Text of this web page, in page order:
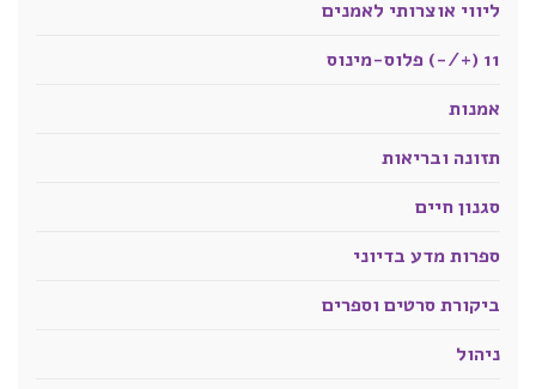
ליווי אוצרותי לאמנים
11 (+/-) פלוס-מינוס
אמנות
תזונה ובריאות
סגנון חיים
ספרות מדע בדיוני
ביקורת סרטים וספרים
ניהול